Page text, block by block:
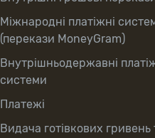
Міжнародні платіжні
(перекази MoneyGram)
Внутрішньодержавні
системи
Платежі
Видача готівкових гривень